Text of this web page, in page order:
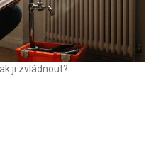
ji zvládnout?